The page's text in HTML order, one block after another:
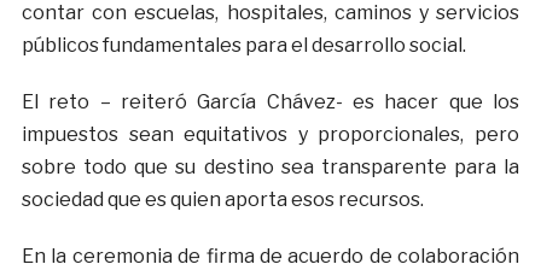
contar con escuelas, hospitales, caminos y servicios
públicos fundamentales para el desarrollo social.
El reto – reiteró García Chávez- es hacer que los
impuestos sean equitativos y proporcionales, pero
sobre todo que su destino sea transparente para la
sociedad que es quien aporta esos recursos.
En la ceremonia de firma de acuerdo de colaboración